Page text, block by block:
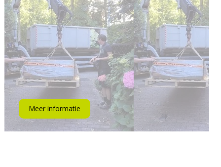
Meer informatie